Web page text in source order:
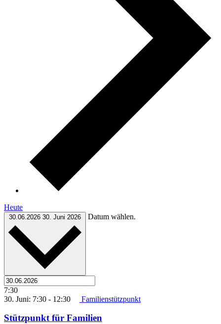
Heute
30.06.2026 30. Juni 2026 Datum wählen.
7:30
30. Juni: 7:30 - 12:30 Familienstützpunkt
Stützpunkt für Familien